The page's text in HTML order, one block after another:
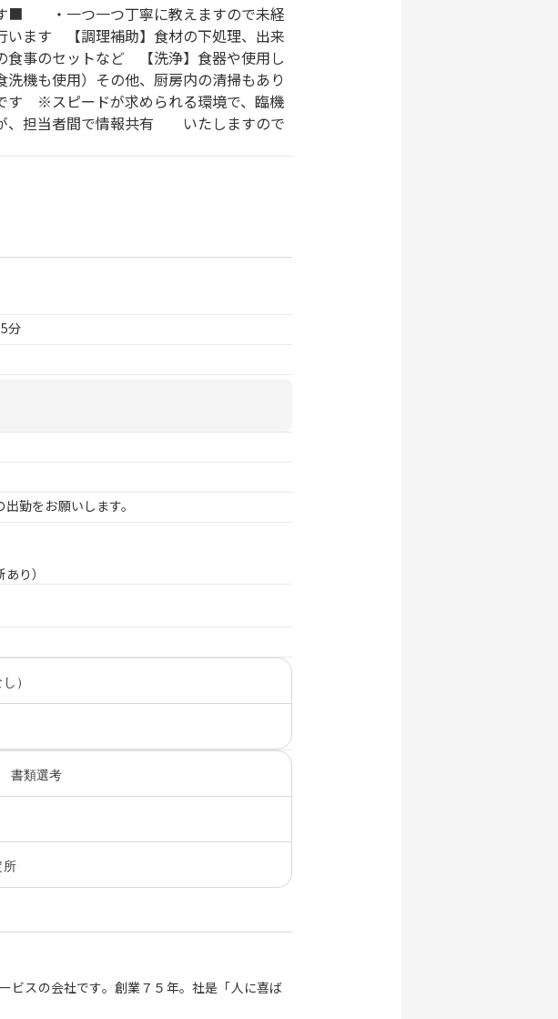
■ ・一つ一つ丁寧に教えますので未経
ます 【調理補助】食材の下処理、出来
事のセットなど 【洗浄】食器や使用し
機も使用）その他、厨房内の清掃もあり
す ※スピードが求められる環境で、臨機
、担当者間で情報共有 いたしますので
分
勤をお願いします。
り）
）
書類選考
所
ビスの会社です。創業７５年。社是「人に喜ば